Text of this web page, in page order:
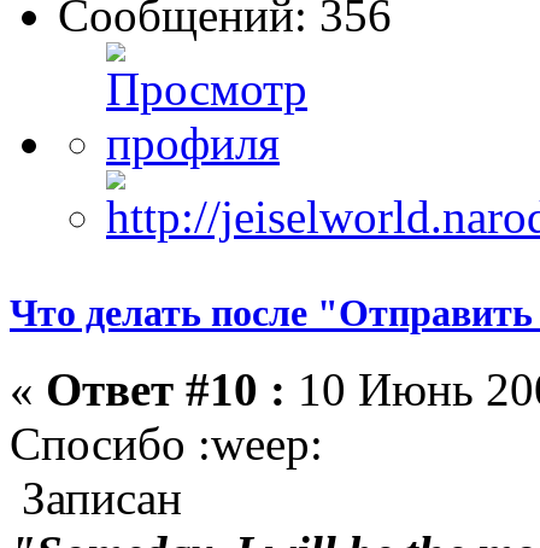
Сообщений: 356
Что делать после
« Ответ #10 : 10 Июнь
Спосибо :weep:
Записан